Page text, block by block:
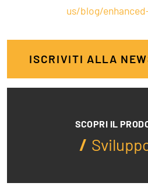
us/blog/
ISCRIVITI ALLA
SCOPRI IL